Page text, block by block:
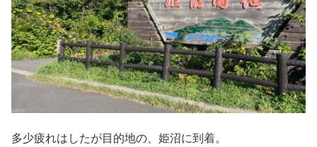
多少疲れはしたが目的地の、姫沼に到着。